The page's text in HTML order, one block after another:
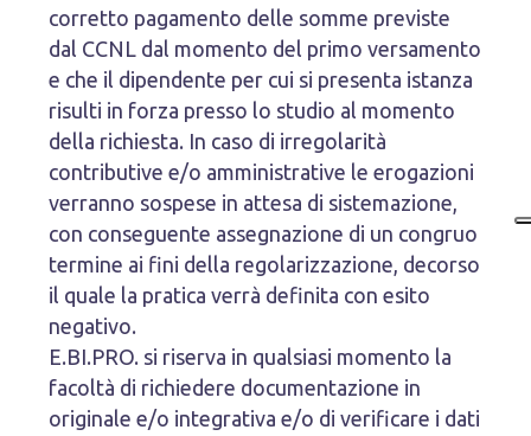
corretto pagamento delle somme previste
dal CCNL dal momento del primo versamento
e che il dipendente per cui si presenta istanza
risulti in forza presso lo studio al momento
della richiesta. In caso di irregolarità
contributive e/o amministrative le erogazioni
verranno sospese in attesa di sistemazione,
con conseguente assegnazione di un congruo
termine ai fini della regolarizzazione, decorso
il quale la pratica verrà definita con esito
negativo.
E.BI.PRO. si riserva in qualsiasi momento la
facoltà di richiedere documentazione in
originale e/o integrativa e/o di verificare i dati